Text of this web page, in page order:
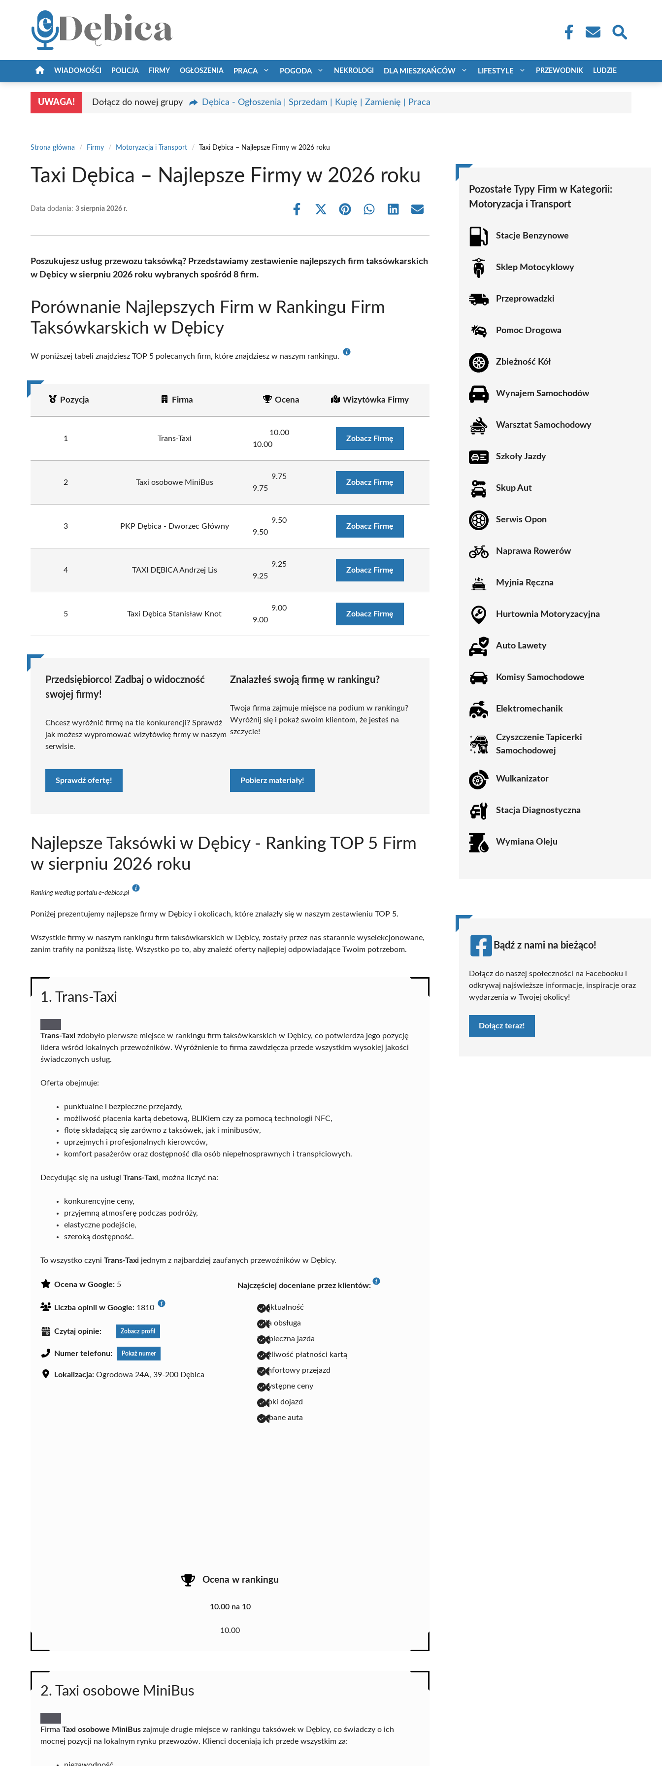
WIADOMOŚCI POLICJA FIRMY OGŁOSZENIA PRACA POGODA NEKROLOGI DLA MIESZKAŃCÓW LIFESTYLE PRZEWODNIK LUDZIE
UWAGA! Dołącz do nowej grupy Dębica - Ogłoszenia | Sprzedam | Kupię | Zamienię | Praca
Strona główna / Firmy / Motoryzacja i Transport / Taxi Dębica – Najlepsze Firmy w 2026 roku
Taxi Dębica – Najlepsze Firmy w 2026 roku
Data dodania: 3 sierpnia 2026 r.
Share
Share
(Twitter)
Share Share Share Share
Poszukujesz usług przewozu taksówką? Przedstawiamy zestawienie najlepszych firm taksówkarskich
w Dębicy w sierpniu 2026 roku wybranych spośród 8 firm.
Porównanie Najlepszych Firm w Rankingu Firm
Taksówkarskich w Dębicy
W poniższej tabeli znajdziesz TOP 5 polecanych firm, które znajdziesz w naszym rankingu.
Pozycja Firma Ocena Wizytówka Firmy
1 Trans-Taxi
10.00
10.00
Zobacz Firmę
2 Taxi osobowe MiniBus
9.75
9.75
Zobacz Firmę
3 PKP Dębica - Dworzec Główny
9.50
9.50
Zobacz Firmę
4 TAXI DĘBICA Andrzej Lis
9.25
9.25
Zobacz Firmę
5 Taxi Dębica Stanisław Knot
9.00
9.00
Zobacz Firmę
Przedsiębiorco! Zadbaj o widoczność
swojej firmy!
Chcesz wyróżnić firmę na tle konkurencji? Sprawdź
jak możesz wypromować wizytówkę firmy w naszym
serwisie.
Sprawdź ofertę!
Znalazłeś swoją firmę w rankingu?
Twoja firma zajmuje miejsce na podium w rankingu?
Wyróżnij się i pokaż swoim klientom, że jesteś na
szczycie!
Pobierz materiały!
Najlepsze Taksówki w Dębicy - Ranking TOP 5 Firm
w sierpniu 2026 roku
Ranking według portalu e-debica.pl
Poniżej prezentujemy najlepsze firmy w Dębicy i okolicach, które znalazły się w naszym zestawieniu TOP 5.
Wszystkie firmy w naszym rankingu firm taksówkarskich w Dębicy, zostały przez nas starannie wyselekcjonowane,
zanim trafiły na poniższą listę. Wszystko po to, aby znaleźć oferty najlepiej odpowiadające Twoim potrzebom.
1. Trans-Taxi
Trans-Taxi zdobyło pierwsze miejsce w rankingu firm taksówkarskich w Dębicy, co potwierdza jego pozycję
lidera wśród lokalnych przewoźników. Wyróżnienie to firma zawdzięcza przede wszystkim wysokiej jakości
świadczonych usług.
Oferta obejmuje:
punktualne i bezpieczne przejazdy,
możliwość płacenia kartą debetową, BLIKiem czy za pomocą technologii NFC,
flotę składającą się zarówno z taksówek, jak i minibusów,
uprzejmych i profesjonalnych kierowców,
komfort pasażerów oraz dostępność dla osób niepełnosprawnych i transpłciowych.
Decydując się na usługi Trans-Taxi, można liczyć na:
konkurencyjne ceny,
przyjemną atmosferę podczas podróży,
elastyczne podejście,
szeroką dostępność.
To wszystko czyni Trans-Taxi jednym z najbardziej zaufanych przewoźników w Dębicy.
Ocena w Google: 5
Liczba opinii w Google: 1810
Czytaj opinie: Zobacz profil
Numer telefonu: Pokaż numer
Lokalizacja: Ogrodowa 24A, 39-200 Dębica
Najczęściej doceniane przez klientów:
punktualność
miła obsługa
bezpieczna jazda
możliwość płatności kartą
komfortowy przejazd
przystępne ceny
szybki dojazd
zadbane auta
Ocena w rankingu
10.00 na 10
10.00
2. Taxi osobowe MiniBus
Firma Taxi osobowe MiniBus zajmuje drugie miejsce w rankingu taksówek w Dębicy, co świadczy o ich
mocnej pozycji na lokalnym rynku przewozów. Klienci doceniają ich przede wszystkim za:
Pozostałe Typy Firm w Kategorii:
Motoryzacja i Transport
Stacje Benzynowe
Sklep Motocyklowy
Przeprowadzki
Pomoc Drogowa
Zbieżność Kół
Wynajem Samochodów
Warsztat Samochodowy
Szkoły Jazdy
Skup Aut
Serwis Opon
Naprawa Rowerów
Myjnia Ręczna
Hurtownia Motoryzacyjna
Auto Lawety
Komisy Samochodowe
Elektromechanik
Czyszczenie Tapicerki
Samochodowej
Wulkanizator
Stacja Diagnostyczna
Wymiana Oleju
Bądź z nami na bieżąco!
Dołącz do naszej społeczności na Facebooku i
odkrywaj najświeższe informacje, inspiracje oraz
wydarzenia w Twojej okolicy!
Dołącz teraz!